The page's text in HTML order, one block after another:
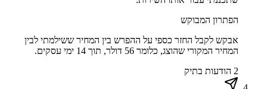
הפתרון המבוקש
אבקש לקבל החזר כספי על ההפרש בין המחיר ששילמתי לבין
המחיר המקורי שהוצג, כלומר 56 דולר, תוך 14 ימי עסקים.
2 הודעות בתיק